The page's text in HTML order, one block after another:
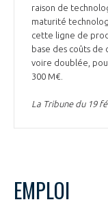
raison de
maturité
cette ligne de
base des coûts de
voire doublée,
300 M€.
La Tribune du 19
EMPLOI